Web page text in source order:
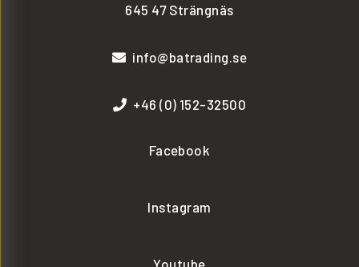
645 47 Strängnäs
info@batrading.se
+46 (0) 152-32500
Facebook
Instagram
Youtube